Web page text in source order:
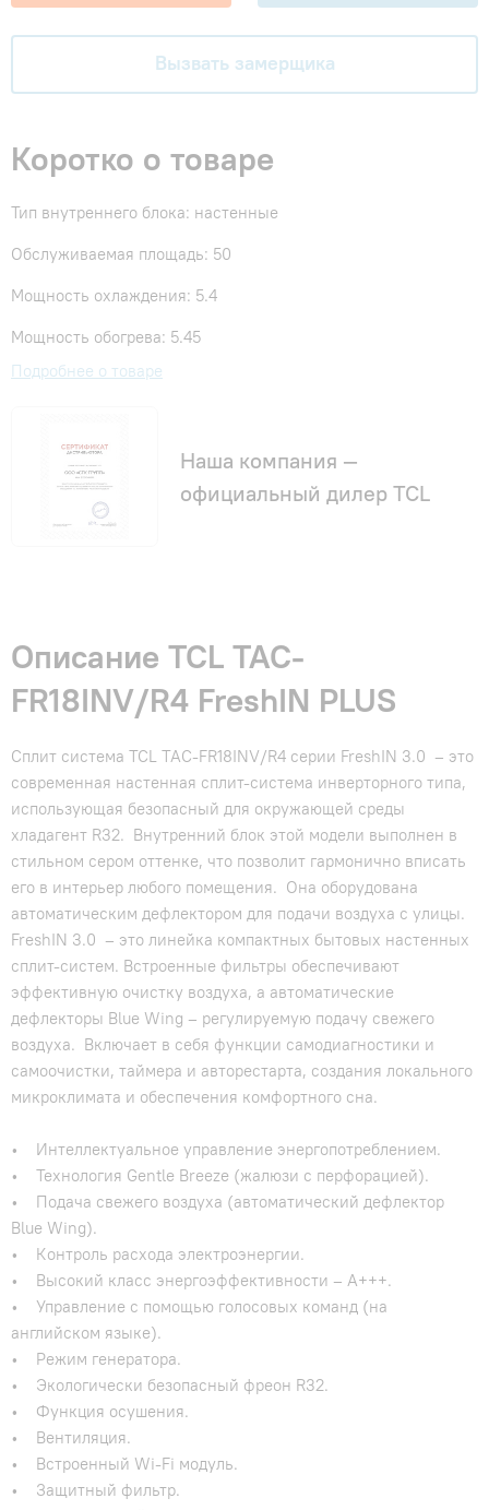
Вызвать замерщика
Коротко о товаре
Тип внутреннего блока: настенные
Обслуживаемая площадь: 50
Мощность охлаждения: 5.4
Мощность обогрева: 5.45
Подробнее о товаре
Наша компания —
официальный дилер TCL
Описание TCL TAC-
FR18INV/R4 FreshIN PLUS
Сплит система TCL TAC-FR18INV/R4 серии FreshIN 3.0 – это
современная настенная сплит-система инверторного типа,
использующая безопасный для окружающей среды
хладагент R32. Внутренний блок этой модели выполнен в
стильном сером оттенке, что позволит гармонично вписать
его в интерьер любого помещения. Она оборудована
автоматическим дефлектором для подачи воздуха с улицы.
FreshIN 3.0 – это линейка компактных бытовых настенных
сплит-систем. Встроенные фильтры обеспечивают
эффективную очистку воздуха, а автоматические
дефлекторы Blue Wing – регулируемую подачу свежего
воздуха. Включает в себя функции самодиагностики и
самоочистки, таймера и авторестарта, создания локального
микроклимата и обеспечения комфортного сна.
• Интеллектуальное управление энергопотреблением.
• Технология Gentle Breeze (жалюзи с перфорацией).
• Подача свежего воздуха (автоматический дефлектор
Blue Wing).
• Контроль расхода электроэнергии.
• Высокий класс энергоэффективности – А+++.
• Управление с помощью голосовых команд (на
английском языке).
• Режим генератора.
• Экологически безопасный фреон R32.
• Функция осушения.
• Вентиляция.
• Встроенный Wi-Fi модуль.
• Защитный фильтр.